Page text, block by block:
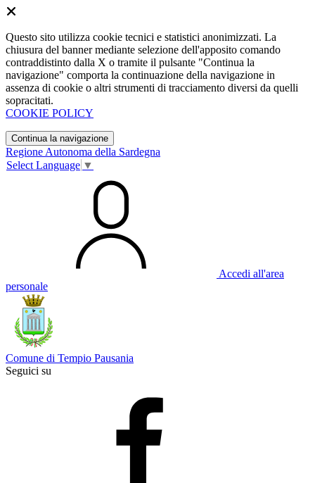
Questo sito utilizza cookie tecnici e statistici anonimizzati. La
chiusura del banner mediante selezione dell'apposito comando
contraddistinto dalla X o tramite il pulsante "Continua la
navigazione" comporta la continuazione della navigazione in
assenza di cookie o altri strumenti di tracciamento diversi da quelli
sopracitati.
COOKIE POLICY
Continua la navigazione
Regione Autonoma della Sardegna
Select Language ▼
Accedi all'area
personale
Comune di Tempio Pausania
Seguici su